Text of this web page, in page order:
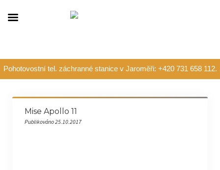
Pohotovostní tel. záchranné stanice v Jaroměři: +420 731 658 112.
Mise Apollo 11
Publikováno 25.10.2017